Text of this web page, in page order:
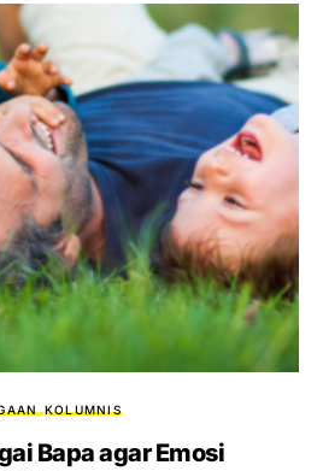
KOLUMNIS
Bapa agar Emosi